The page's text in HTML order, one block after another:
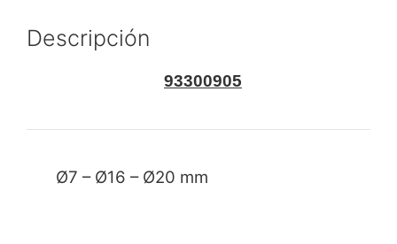
Descripción
93300905
Ø7 – Ø16 – Ø20 mm